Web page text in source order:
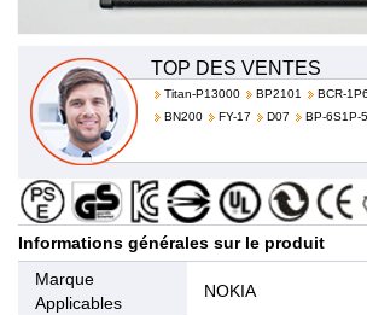
TOP DES VENTES
Titan-P13000 BP2101 BCR-
BN200
FY-17 D07 BP-6S1P-
Informations générales sur le produit
Marque
Applicables
NOKIA